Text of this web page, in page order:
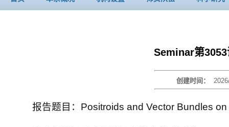
Seminar第
创建时间：
报告题目：Positroids and Vector Bundles